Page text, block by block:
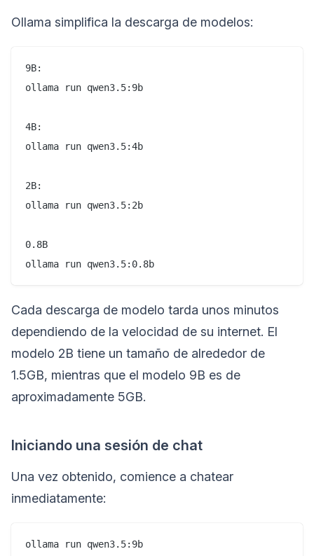
Ollama simplifica la descarga de modelos:
9B:
ollama run qwen3.5:9b
4B:
ollama run qwen3.5:4b
2B:
ollama run qwen3.5:2b
0.8B
ollama run qwen3.5:0.8b
Cada descarga de modelo tarda unos minutos
dependiendo de la velocidad de su internet. El
modelo 2B tiene un tamaño de alrededor de
1.5GB, mientras que el modelo 9B es de
aproximadamente 5GB.
Iniciando una sesión de chat
Una vez obtenido, comience a chatear
inmediatamente: